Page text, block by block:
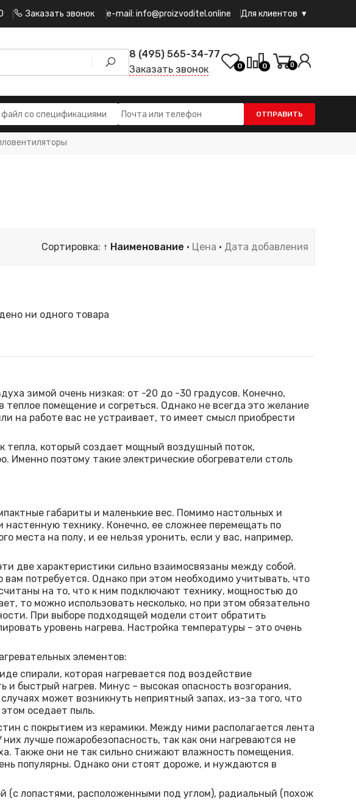
Заказать звонок e-mail: info@proizvoditel.online Для клиентов
8 (495) 565-34-77
Заказать звонок
0 0 0
ОТПРАВИТЬ
Сортировка: ↑ Наименование · Цена · Дата добавления
ни одного товара
зимой очень низкая: от -20 до -30 градусов. Конечно,
помещение и согреться. Однако не всегда это желание
на работе вас не устраивает, то имеет смысл приобрести
тепла, который создает мощный воздушный поток,
Именно поэтому такие электрические обогреватели столь
габариты и маленькие вес. Помимо настольных и
технику. Конечно, ее сложнее перемещать по
места на полу, и ее нельзя уронить, если у вас, например,
две характеристики сильно взаимосвязаны между собой.
потребуется. Однако при этом необходимо учитывать, что
на то, что к ним подключают технику, мощностью до
то можно использовать несколько, но при этом обязательно
При выборе подходящей модели стоит обратить
уровень нагрева. Настройка температуры – это очень
элементов:
спирали, которая нагревается под воздействие
быстрый нагрев. Минус – высокая опасность возгорания,
может возникнуть неприятный запах, из-за того, что
оседает пыль.
с покрытием из керамики. Между ними располагается лента
лучше пожаробезопасность, так как они нагреваются не
Также они не так сильно снижают влажность помещения.
популярны. Однако они стоят дороже, и нуждаются в
(с лопастями, расположенными под углом), радиальный (похож